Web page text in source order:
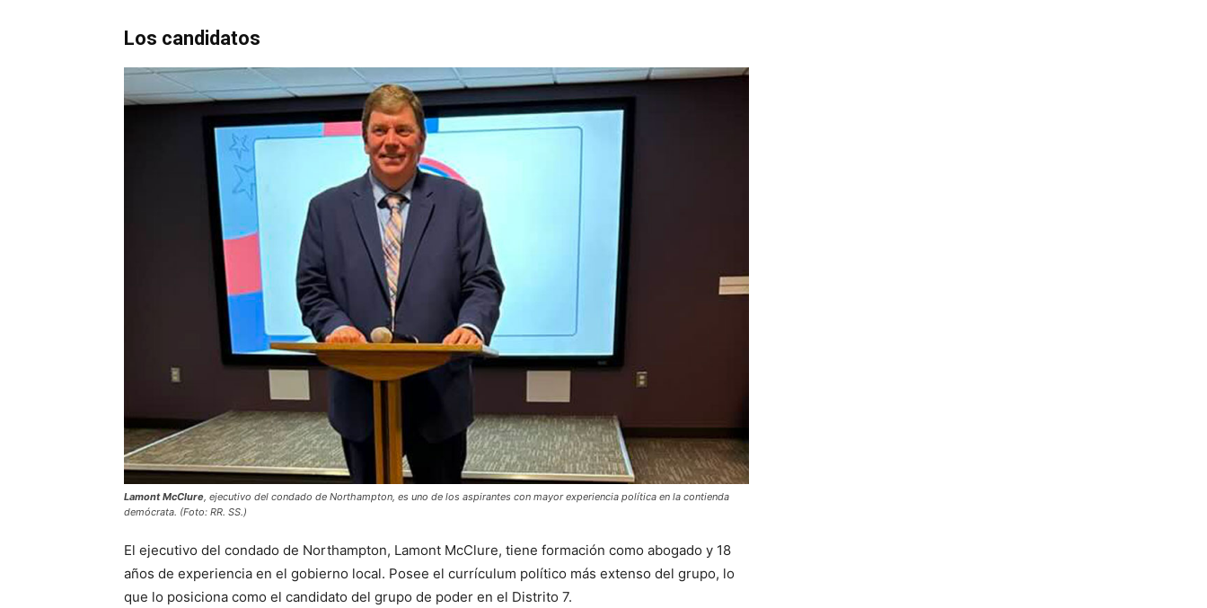
Los candidatos
Lamont McClure, ejecutivo del condado de Northampton, es uno de los aspirantes con mayor experiencia política en la contienda
demócrata. (Foto: RR. SS.)
El ejecutivo del condado de Northampton, Lamont McClure, tiene formación como abogado y 18
años de experiencia en el gobierno local. Posee el currículum político más extenso del grupo, lo
que lo posiciona como el candidato del grupo de poder en el Distrito 7.